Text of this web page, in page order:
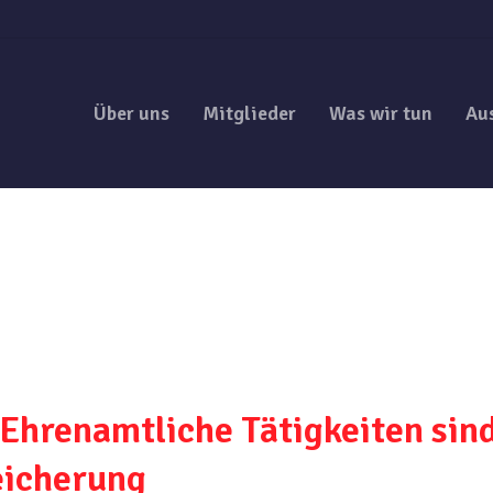
Über uns Mitglieder Was wir tun
Tätigkeiten